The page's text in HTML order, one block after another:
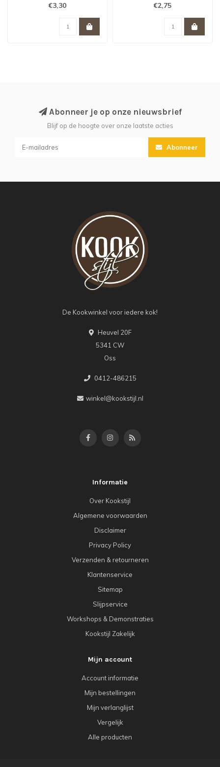
€3,30 €2,75
Abonneer je op onze nieuwsbrief
Blijf op de hoogte over onze laatste acties
Abonneer
De Kookwinkel voor iedere kok!
Heuvel 20F
5341 CW
Oss
0412-486215
winkel@kookstijl.nl
Informatie
Over Kookstijl
Algemene voorwaarden
Disclaimer
Privacy Policy
Verzenden & retourneren
Klantenservice
Sitemap
Slijpservice
Workshops & Demonstraties
Kookstijl Zakelijk
Mijn account
Account informatie
Mijn bestellingen
Mijn verlanglijst
Vergelijk
Alle producten